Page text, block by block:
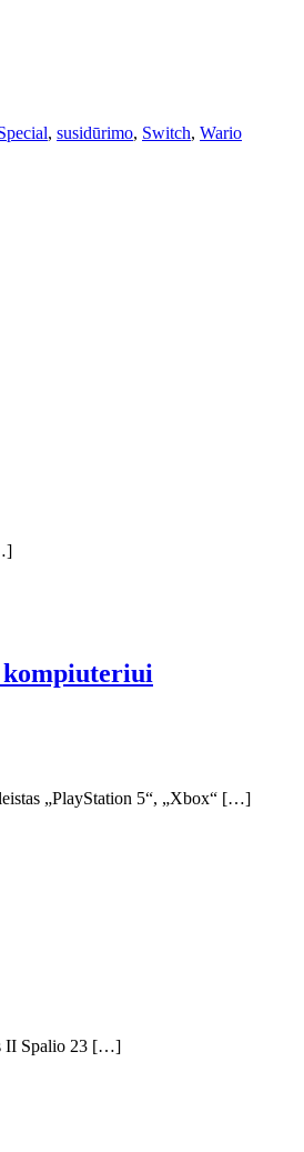
, susidūrimo, Switch, Wario
kompiuteriui
„PlayStation 5“, „Xbox“ […]
II Spalio 23 […]